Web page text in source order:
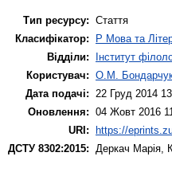
Тип ресурсу: Стаття
Класифікатор:
P Мова та
Відділи:
Інститут
Користувач: О.М.
Дата подачі:
22 Груд 2014
Оновлення: 04 Жовт 2016
URI: https://
ДСТУ 8302:2015:
Деркач Марія